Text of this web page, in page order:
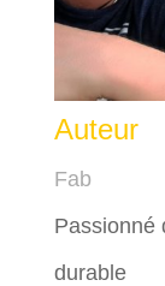
Auteur
Fab
Passionné
durable